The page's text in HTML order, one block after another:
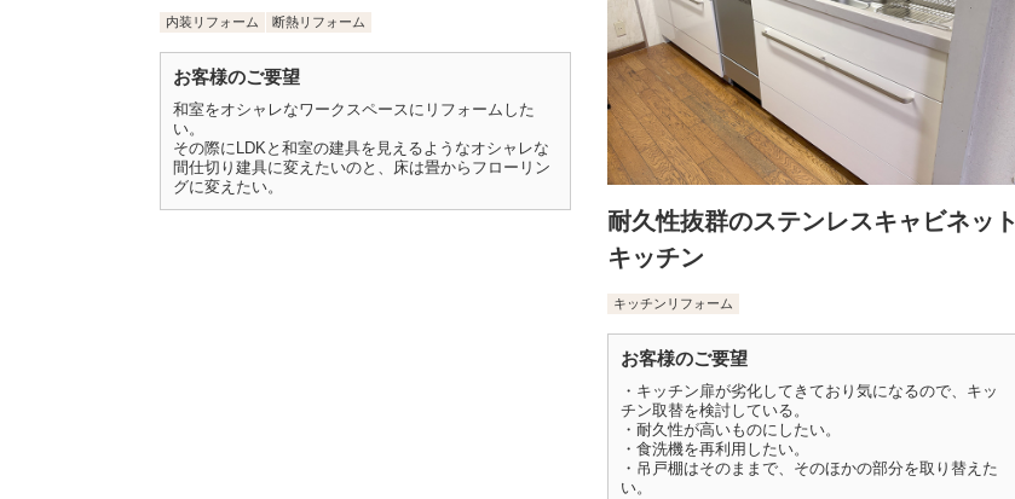
内装リフォーム 断熱リフォーム
お客様のご要望
和室をオシャレなワークスペースにリフォームした
い。
その際にLDKと和室の建具を見えるようなオシャレな
間仕切り建具に変えたいのと、床は畳からフローリン
グに変えたい。
耐久性抜群のステンレスキャビネット
キッチン
キッチンリフォーム
お客様のご要望
・キッチン扉が劣化してきており気になるので、キッ
チン取替を検討している。
・耐久性が高いものにしたい。
・食洗機を再利用したい。
・吊戸棚はそのままで、そのほかの部分を取り替えた
い。